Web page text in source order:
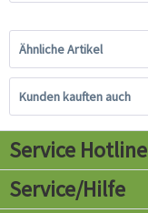
Ähnliche Artikel
Kunden kauften auch
Service Hotline
Service/Hilfe